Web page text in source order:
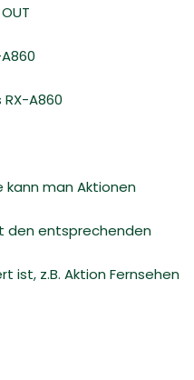
A860
kann man Aktionen
den entsprechenden
ist, z.B. Aktion Fernsehen